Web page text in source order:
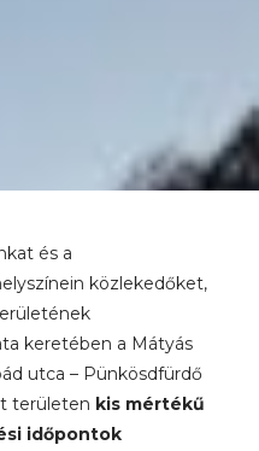
és a
közlekedőket,
keretében a Mátyás
utca – Pünkösdfürdő
területen kis mértékű
időpontok